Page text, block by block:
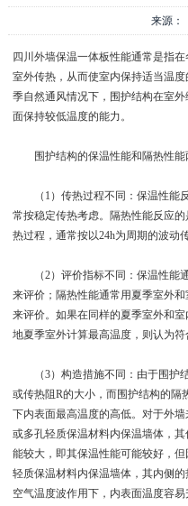
来源：
四川外墙保温一体板性能通常是指
室外传热，从而使室内保持适当温
季自然通风情况下，围护结构在室
面保持较低温度的能力。
围护结构的保温性能和隔热性能
（1）传热过程不同：保温性能反
常按稳定传热考虑。隔热性能反应
热过程，通常按以24h为周期的波动
（2）评价指标不同：保温性能通
来评价；隔热性能通常用夏季室外
来评价。如果在同样的夏季室外和
地夏季室外计算最高温度，则认为符
（3）构造措施不同：由于围护
或传热阻R的大小，而围护结构的隔
下内表面最高温度的高低。对于外
或多孔轻质保温材料内保温墙体，
能较大，即其保温性能可能较好，
轻质保温材料内保温墙体，其内侧
空气温度波作用下，内表面温度容